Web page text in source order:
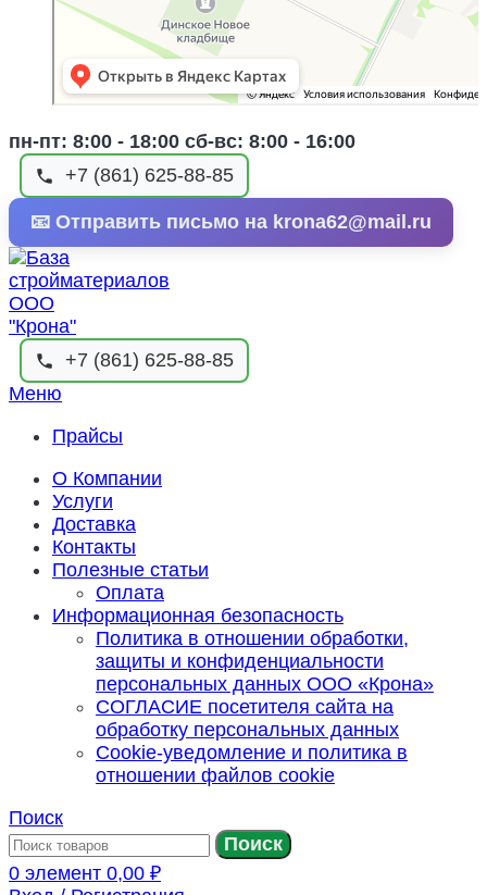
пн-пт: 8:00 - 18:00 сб-вс: 8:00 - 16:00
+7 (861) 625-88-85
📧 Отправить письмо на krona62@mail.ru
+7 (861) 625-88-85
Меню
Прайсы
О Компании
Услуги
Доставка
Контакты
Полезные статьи
Оплата
Информационная безопасность
Политика в отношении обработки,
защиты и конфиденциальности
персональных данных ООО «Крона»
СОГЛАСИЕ посетителя сайта на
обработку персональных данных
Cookie‑уведомление и политика в
отношении файлов cookie
Поиск
Поиск
0 элемент 0,00 ₽